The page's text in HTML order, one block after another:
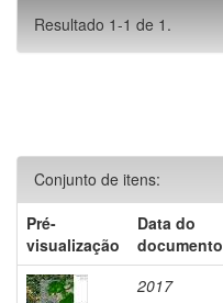
Resultado 1-1 de 1.
Conjunto de itens:
Pré-
visualização
Data do
documento
2017